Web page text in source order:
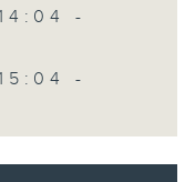
-
-